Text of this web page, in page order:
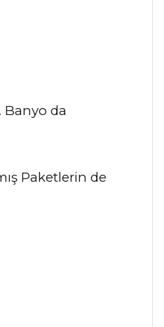
Banyo da
Paketlerin de